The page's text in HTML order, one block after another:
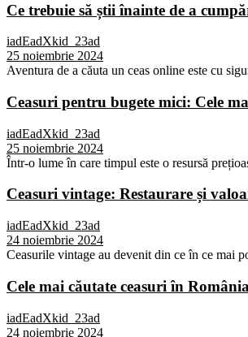
Ce trebuie să știi înainte de a
iadEadXkid_23ad
25 noiembrie 2024
Aventura de a căuta un ceas online este cu
Ceasuri pentru bugete mici: Cele
iadEadXkid_23ad
25 noiembrie 2024
Într-o lume în care timpul este o resursă
Ceasuri vintage: Restaurare și
iadEadXkid_23ad
24 noiembrie 2024
Ceasurile vintage au devenit din ce în ce mai
Cele mai căutate ceasuri în
iadEadXkid_23ad
24 noiembrie 2024